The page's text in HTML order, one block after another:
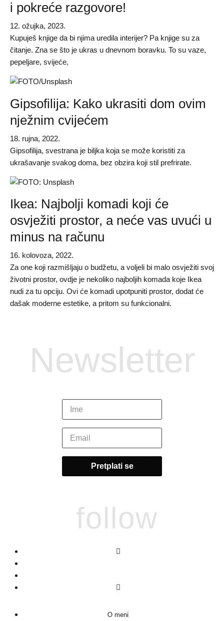
i pokreće razgovore!
12. ožujka, 2023.
Kupuješ knjige da bi njima uredila interijer? Pa knjige su za
čitanje. Zna se što je ukras u dnevnom boravku. To su vaze,
pepeljare, svijeće,
Gipsofilija: Kako ukrasiti dom ovim
nježnim cvijećem
18. rujna, 2022.
Gipsofilija, svestrana je biljka koja se može koristiti za
ukrašavanje svakog doma, bez obzira koji stil prefrirate.
Ikea: Najbolji komadi koji će
osvježiti prostor, a neće vas uvući u
minus na računu
16. kolovoza, 2022.
Za one koji razmišljaju o budžetu, a voljeli bi malo osvježiti svoj
životni prostor, ovdje je nekoliko najboljih komada koje Ikea
nudi za tu opciju. Ovi će komadi upotpuniti prostor, dodat će
dašak moderne estetike, a pritom su funkcionalni.
Newsletter
follow
O meni